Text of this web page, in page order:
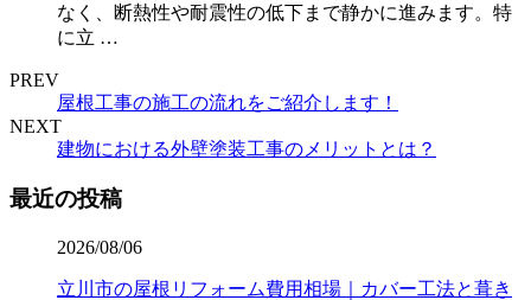
なく、断熱性や耐震性の低下まで静かに進みます。特
に立 …
PREV
屋根工事の施工の流れをご紹介します！
NEXT
建物における外壁塗装工事のメリットとは？
最近の投稿
2026/08/06
立川市の屋根リフォーム費用相場｜カバー工法と葺き